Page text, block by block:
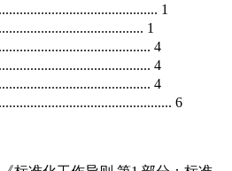
1
1
4
4
4
6